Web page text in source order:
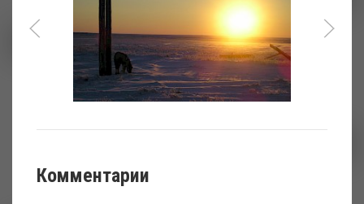
Энергия Алтая
"Арктическая"
Комментарии